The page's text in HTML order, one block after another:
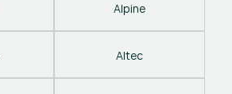
Alpine
Altec